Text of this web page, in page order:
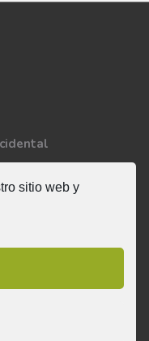
sitio web y